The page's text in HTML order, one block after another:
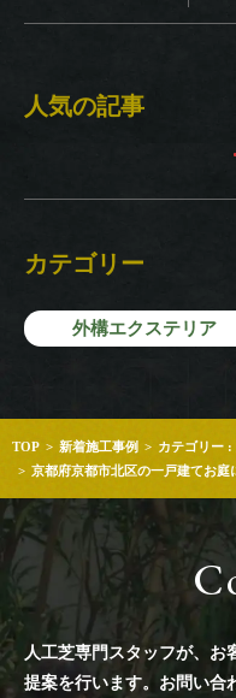
人気の記事
カテゴリー
外構エクステリア
TOP 新着施工事例
カテゴリー :
京都府京都市北区の一戸建てお庭
人工芝専門スタッフが、お
提案を行います。 お問い合